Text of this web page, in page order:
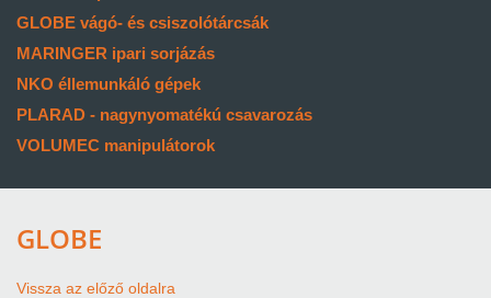
GLOBE vágó- és csiszolótárcsák
MARINGER ipari sorjázás
NKO éllemunkáló gépek
PLARAD - nagynyomatékú csavarozás
VOLUMEC manipulátorok
GLOBE
Vissza az előző oldalra